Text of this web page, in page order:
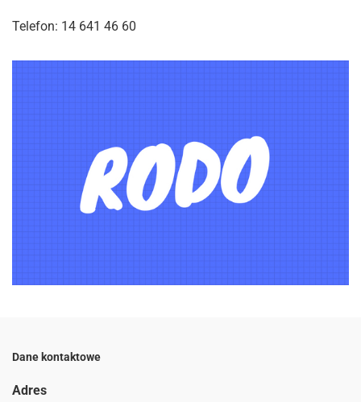
Telefon: 14 641 46 60
Dane kontaktowe
Adres